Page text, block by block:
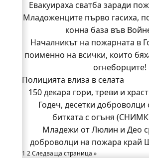
доброволци на пожара
Началникът на пожарната в
поименно на всички, които
огнеборците!
150 декара гори, треви и
Годеч, десетки доброволци
битката с огъня
Полицията влиза в селата
Възможни са прекъсвания на
от община
Какво накара Яна и Станимир
пред живота в
Родов оброк събра поколения
Евакуираха сватба заради
Младоженците първо гасиха,
конна база във
Началникът на пожарната в
поименно на всички, които
огнеборците!
Полицията влиза в селата
150 декара гори, треви и
Годеч, десетки доброволци
битката с огъня
Младежи от Люлин и Део
доброволци на пожара
1 2Следваща страница »